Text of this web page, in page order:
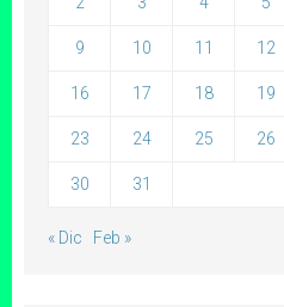
9 10 11 12
16 17 18 19
23 24 25 26
30 31
« Dic Feb »